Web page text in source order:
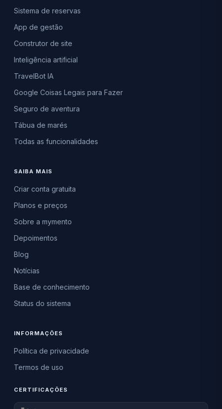
Sistema de reservas
App de gestão
Construtor de site
Inteligência artificial
TravelBot IA
Google Coisas Legais para Fazer
Seguro de aventura
Tábua de marés
Todas as funcionalidades
SAIBA MAIS
Criar conta gratuita
Planos e preços
Sobre a mymento
Depoimentos
Blog
Notícias
Base de conhecimento
Status do sistema
INFORMAÇÕES
Política de privacidade
Termos de uso
CERTIFICAÇÕES